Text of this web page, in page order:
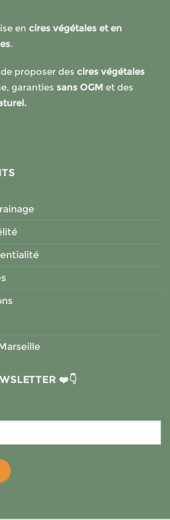
en cires végétales et en
.
proposer des cires végétales
garanties sans OGM et des
❤️👇